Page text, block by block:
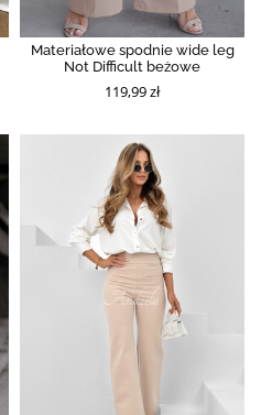
Materiałowe spodnie wide leg
Not Difficult beżowe
119,99 zł